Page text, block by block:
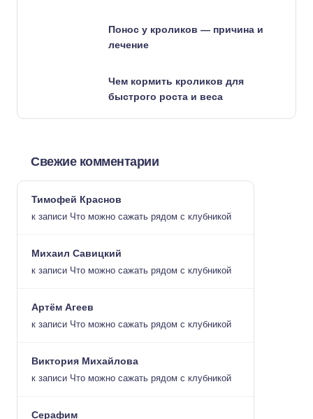
Понос у кроликов — причина и
лечение
Чем кормить кроликов для
быстрого роста и веса
Свежие комментарии
Тимофей Краснов
к записи Что можно сажать рядом с клубникой
Михаил Савицкий
к записи Что можно сажать рядом с клубникой
Артём Агеев
к записи Что можно сажать рядом с клубникой
Виктория Михайлова
к записи Что можно сажать рядом с клубникой
Серафим